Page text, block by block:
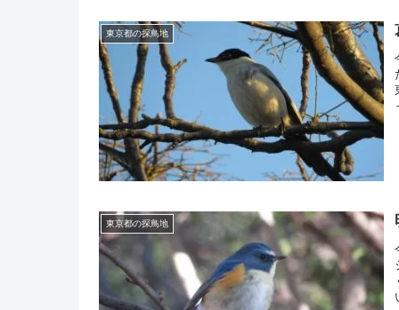
東京都の探鳥地
東京都の探鳥地